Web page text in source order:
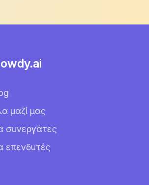
μαζί μας
συνεργάτες
επενδυτές